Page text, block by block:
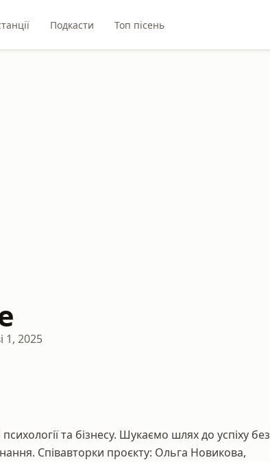
Подкасти Топ пісень
1, 2025
та бізнесу. Шукаємо шлях до успіху без
Співавторки проєкту: Ольга Новикова,